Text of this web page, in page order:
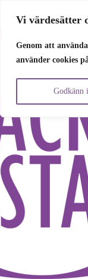
Vi värdesätter
Genom att
använder cookies
Godkänn